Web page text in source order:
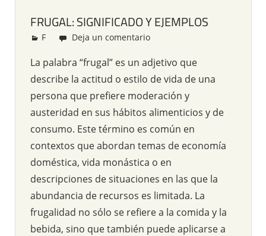
todo
mundo
FRUGAL: SIGNIFICADO Y EJEMPLOS
Redacción
F Deja un comentario
La palabra “frugal” es un adjetivo que
describe la actitud o estilo de vida de una
persona que prefiere moderación y
austeridad en sus hábitos alimenticios y de
consumo. Este término es común en
contextos que abordan temas de economía
doméstica, vida monástica o en
descripciones de situaciones en las que la
abundancia de recursos es limitada. La
frugalidad no sólo se refiere a la comida y la
bebida, sino que también puede aplicarse a